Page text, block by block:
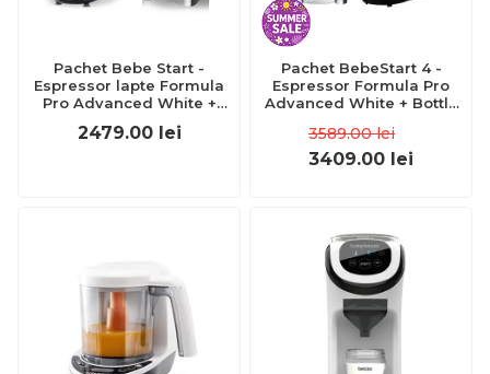
Pachet Bebe Start -
Espressor lapte Formula
Pro Advanced White +
Maker Deluxe de la Baby
2479.00 lei
Pachet BebeStart 4 -
Espressor Formula Pro
Advanced White + Bottle
3589.00 lei
3409.00 lei